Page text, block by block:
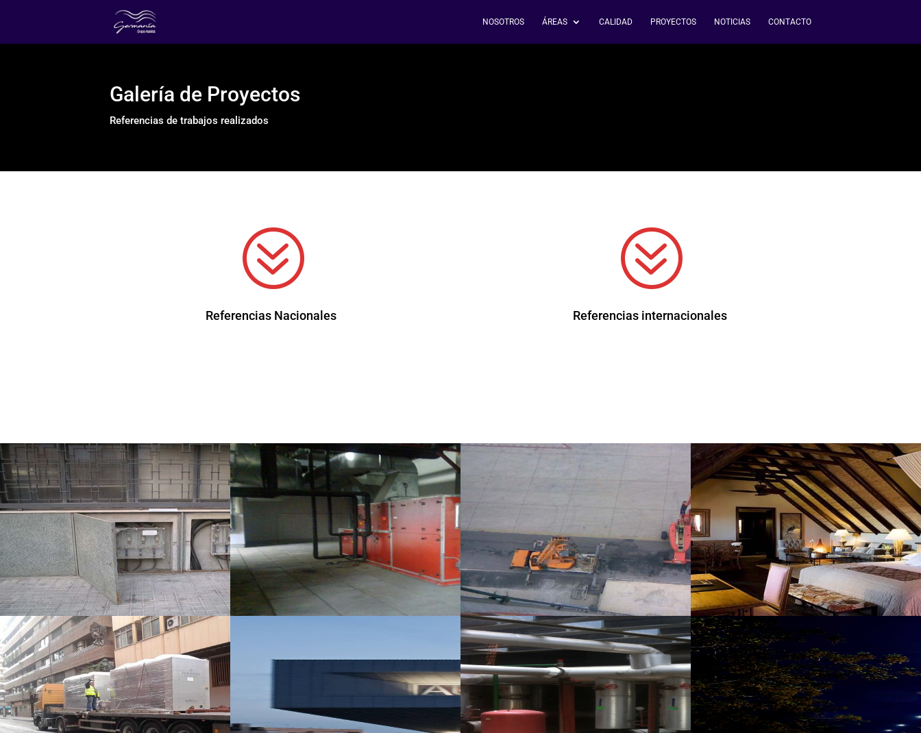
NOSOTROS ÁREAS CALIDAD PROYECTOS NOTICIAS CONTACTO
Galería de Proyectos
Referencias de trabajos realizados
?
Referencias Nacionales
?
Referencias internacionales